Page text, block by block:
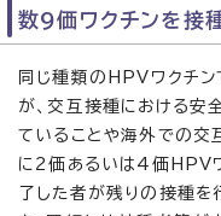
数9価ワクチンを接
同じ種類のHPVワクチ
が、交互接種における安
ていることや海外での交
に2価あるいは4価HPV
了した者が残りの接種